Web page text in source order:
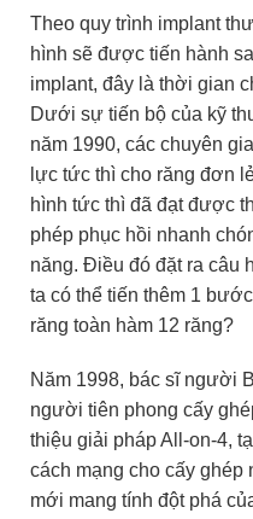
Theo quy trình implant
hình sẽ được tiến hành
implant, đây là thời gian
Dưới sự tiến bộ của kỹ
năm 1990, các chuyên
lực tức thì cho răng đơn
hình tức thì đã đạt được
phép phục hồi nhanh
năng. Điều đó đặt ra câu
ta có thể tiến thêm 1
răng toàn hàm 12 răng?
Năm 1998, bác sĩ người
người tiên phong cấy
thiệu giải pháp All-on-4,
cách mạng cho cấy ghép
mới mang tính đột phá